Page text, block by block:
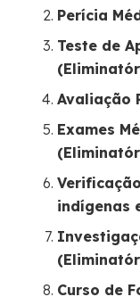
Perícia
Teste de
Avaliação
Exames
indígenas
Curso de